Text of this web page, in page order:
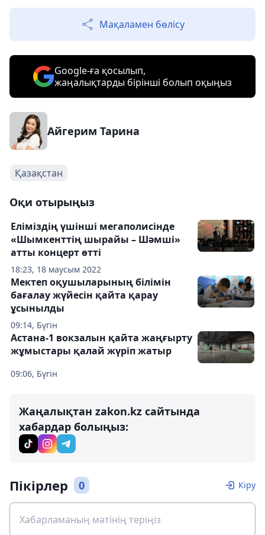
Мақаламен бөлісу
Google-ға қосылып,
жаңалықтарды бірінші болып оқыңыз
Айгерим Тарина
Қазақстан
Оқи отырыңыз
18:23, 18 маусым 2022
Еліміздің үшінші мегаполисінде
«Шымкенттің шырайы – Шәмші»
атты концерт өтті
09:14, Бүгін
Мектеп оқушыларының білімін
бағалау жүйесін қайта қарау
ұсынылды
09:06, Бүгін
Астана-1 вокзалын қайта жаңғырту
жұмыстары қалай жүріп жатыр
Жаңалықтан zakon.kz сайтында
хабардар болыңыз:
Пікірлер 0 Кіру